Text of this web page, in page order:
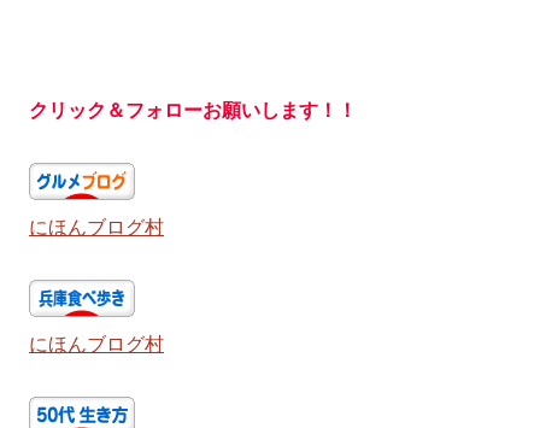
クリック＆フォローお願いします！！
にほんブログ村
にほんブログ村